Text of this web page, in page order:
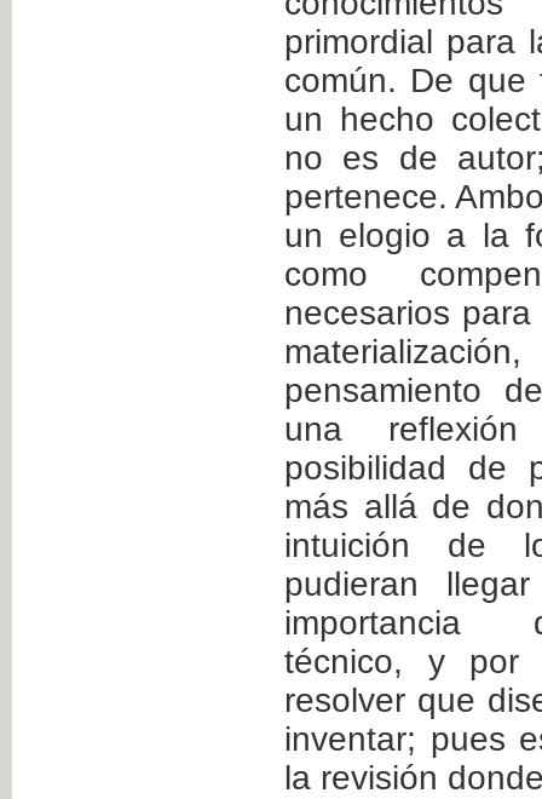
primordial para
común. De que
un hecho
no es de
pertenece.
un elogio a la
como
necesarios
pensamiento
una
posibilidad de
más allá de
intuición de
pudieran
importancia
técnico, y por
resolver que
inventar; pues
la revisión